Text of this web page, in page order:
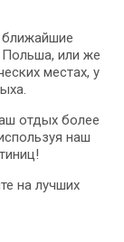
ближайшие
Польша, или же
местах, у
отдых более
наш
на лучших